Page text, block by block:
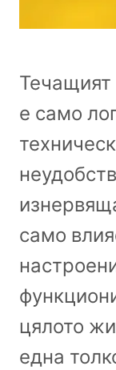
Течащият
е само
само
цялото
една